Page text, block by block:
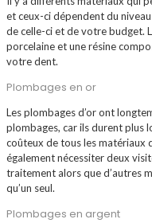
et ceux-ci dépendent du
de celle-ci et de votre budget.
porcelaine et une résine
votre dent.
Plombages en or
Les plombages d’or ont
plombages, car ils durent plus
coûteux de tous les matériaux
également nécessiter deux
traitement alors que d’autres
qu’un seul.
Plombages en argent